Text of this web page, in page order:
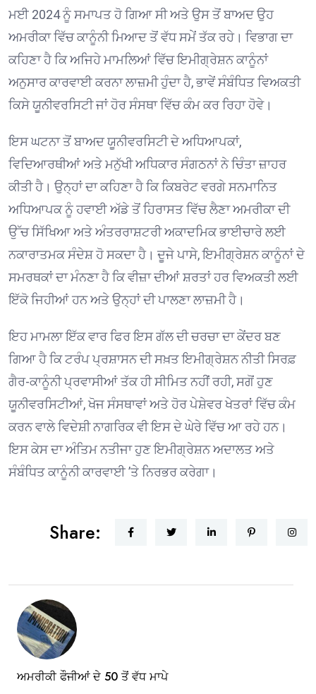
ਮਈ 2024 ਨੂੰ ਸਮਾਪਤ ਹੋ ਗਿਆ ਸੀ ਅਤੇ ਉਸ ਤੋਂ ਬਾਅਦ ਉਹ
ਅਮਰੀਕਾ ਵਿੱਚ ਕਾਨੂੰਨੀ ਮਿਆਦ ਤੋਂ ਵੱਧ ਸਮੇਂ ਤੱਕ ਰਹੇ। ਵਿਭਾਗ ਦਾ
ਕਹਿਣਾ ਹੈ ਕਿ ਅਜਿਹੇ ਮਾਮਲਿਆਂ ਵਿੱਚ ਇਮੀਗ੍ਰੇਸ਼ਨ ਕਾਨੂੰਨਾਂ
ਅਨੁਸਾਰ ਕਾਰਵਾਈ ਕਰਨਾ ਲਾਜ਼ਮੀ ਹੁੰਦਾ ਹੈ, ਭਾਵੇਂ ਸੰਬੰਧਿਤ ਵਿਅਕਤੀ
ਕਿਸੇ ਯੂਨੀਵਰਸਿਟੀ ਜਾਂ ਹੋਰ ਸੰਸਥਾ ਵਿੱਚ ਕੰਮ ਕਰ ਰਿਹਾ ਹੋਵੇ।
ਇਸ ਘਟਨਾ ਤੋਂ ਬਾਅਦ ਯੂਨੀਵਰਸਿਟੀ ਦੇ ਅਧਿਆਪਕਾਂ,
ਵਿਦਿਆਰਥੀਆਂ ਅਤੇ ਮਨੁੱਖੀ ਅਧਿਕਾਰ ਸੰਗਠਨਾਂ ਨੇ ਚਿੰਤਾ ਜ਼ਾਹਰ
ਕੀਤੀ ਹੈ। ਉਨ੍ਹਾਂ ਦਾ ਕਹਿਣਾ ਹੈ ਕਿ ਕਿਬਰੇਟ ਵਰਗੇ ਸਨਮਾਨਿਤ
ਅਧਿਆਪਕ ਨੂੰ ਹਵਾਈ ਅੱਡੇ ਤੋਂ ਹਿਰਾਸਤ ਵਿੱਚ ਲੈਣਾ ਅਮਰੀਕਾ ਦੀ
ਉੱਚ ਸਿੱਖਿਆ ਅਤੇ ਅੰਤਰਰਾਸ਼ਟਰੀ ਅਕਾਦਮਿਕ ਭਾਈਚਾਰੇ ਲਈ
ਨਕਾਰਾਤਮਕ ਸੰਦੇਸ਼ ਹੋ ਸਕਦਾ ਹੈ। ਦੂਜੇ ਪਾਸੇ, ਇਮੀਗ੍ਰੇਸ਼ਨ ਕਾਨੂੰਨਾਂ ਦੇ
ਸਮਰਥਕਾਂ ਦਾ ਮੰਨਣਾ ਹੈ ਕਿ ਵੀਜ਼ਾ ਦੀਆਂ ਸ਼ਰਤਾਂ ਹਰ ਵਿਅਕਤੀ ਲਈ
ਇੱਕੋ ਜਿਹੀਆਂ ਹਨ ਅਤੇ ਉਨ੍ਹਾਂ ਦੀ ਪਾਲਣਾ ਲਾਜ਼ਮੀ ਹੈ।
ਇਹ ਮਾਮਲਾ ਇੱਕ ਵਾਰ ਫਿਰ ਇਸ ਗੱਲ ਦੀ ਚਰਚਾ ਦਾ ਕੇਂਦਰ ਬਣ
ਗਿਆ ਹੈ ਕਿ ਟਰੰਪ ਪ੍ਰਸ਼ਾਸਨ ਦੀ ਸਖ਼ਤ ਇਮੀਗ੍ਰੇਸ਼ਨ ਨੀਤੀ ਸਿਰਫ਼
ਗੈਰ-ਕਾਨੂੰਨੀ ਪ੍ਰਵਾਸੀਆਂ ਤੱਕ ਹੀ ਸੀਮਿਤ ਨਹੀਂ ਰਹੀ, ਸਗੋਂ ਹੁਣ
ਯੂਨੀਵਰਸਿਟੀਆਂ, ਖੋਜ ਸੰਸਥਾਵਾਂ ਅਤੇ ਹੋਰ ਪੇਸ਼ੇਵਰ ਖੇਤਰਾਂ ਵਿੱਚ ਕੰਮ
ਕਰਨ ਵਾਲੇ ਵਿਦੇਸ਼ੀ ਨਾਗਰਿਕ ਵੀ ਇਸ ਦੇ ਘੇਰੇ ਵਿੱਚ ਆ ਰਹੇ ਹਨ।
ਇਸ ਕੇਸ ਦਾ ਅੰਤਿਮ ਨਤੀਜਾ ਹੁਣ ਇਮੀਗ੍ਰੇਸ਼ਨ ਅਦਾਲਤ ਅਤੇ
ਸੰਬੰਧਿਤ ਕਾਨੂੰਨੀ ਕਾਰਵਾਈ ’ਤੇ ਨਿਰਭਰ ਕਰੇਗਾ।
Share:
ਅਮਰੀਕੀ ਫੌਜੀਆਂ ਦੇ 50 ਤੋਂ ਵੱਧ ਮਾਪੇ